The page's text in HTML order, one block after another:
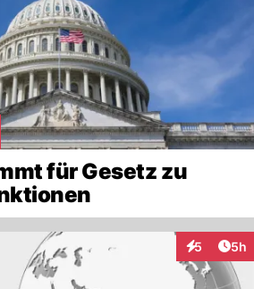
für Gesetz zu
5 5h